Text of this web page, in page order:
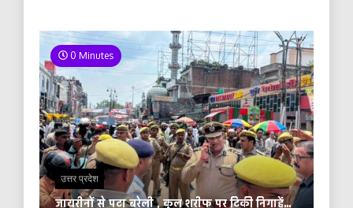
0 Minutes
उत्तर प्रदेश
जायरीनों से पटा बरेली , कुल शरीफ पर टिकी निगाहें…